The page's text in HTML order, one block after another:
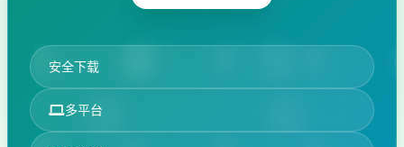
安全下载
多平台